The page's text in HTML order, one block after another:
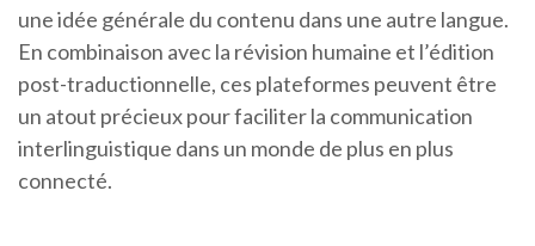
une idée générale du contenu dans une autre langue.
En combinaison avec la révision humaine et l’édition
post-traductionnelle, ces plateformes peuvent être
un atout précieux pour faciliter la communication
interlinguistique dans un monde de plus en plus
connecté.